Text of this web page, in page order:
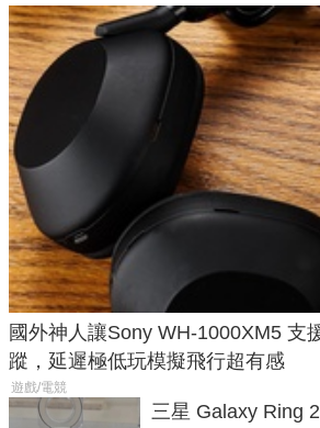
國外神人讓Sony WH-1000XM5 支
蹤，延遲極低玩模擬飛行超有感
遊戲/電競
三星 Galaxy Ring